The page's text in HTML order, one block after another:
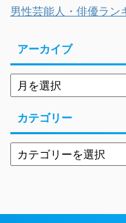
男性芸能人・俳優ラン
アーカイブ
カテゴリー